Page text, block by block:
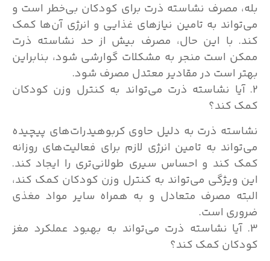
بله، مصرف نشاسته ذرت برای کودکان بی‌خطر است و
می‌تواند به تامین نیازهای غذایی و انرژی آن‌ها کمک
کند. با این حال، مصرف بیش از حد نشاسته ذرت
ممکن است منجر به مشکلات گوارشی شود، بنابراین
بهتر است در مقادیر معتدل مصرف شود.
2. آیا نشاسته ذرت می‌تواند به کنترل وزن کودکان
کمک کند؟
نشاسته ذرت به دلیل حاوی کربوهیدرات‌های پیچیده
می‌تواند به تامین انرژی لازم برای فعالیت‌های روزانه
کمک کند و احساس سیری طولانی‌تری را ایجاد کند.
این ویژگی می‌تواند به کنترل وزن کودکان کمک کند،
البته مصرف متعادل و به همراه سایر مواد مغذی
ضروری است.
3. آیا نشاسته ذرت می‌تواند به بهبود عملکرد مغز
کودکان کمک کند؟